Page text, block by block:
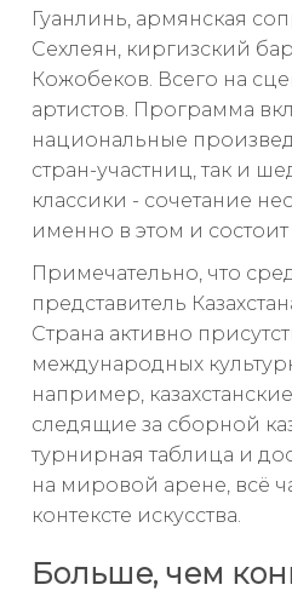
Гуанлинь, армянская
Сехлеян, киргизский
Кожобеков. Всего на
артистов. Программа
национальные
стран-участниц, так и
классики - сочетание
именно в этом и состоит
Примечательно, что
представитель
Страна активно
международных
например,
следящие за сборной
турнирная таблица и
на мировой арене, всё
контексте искусства.
Больше, чем